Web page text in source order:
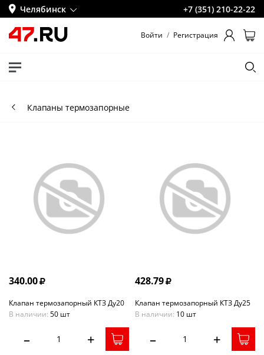
Челябинск +7 (351) 210-22-22
Войти / Регистрация
Клапаны термозапорные
340.00
Клапан термозапорный КТЗ Ду20
В наличии: 50 шт
– +
428.79
Клапан термозапорный КТЗ Ду25
В наличии: 10 шт
– +